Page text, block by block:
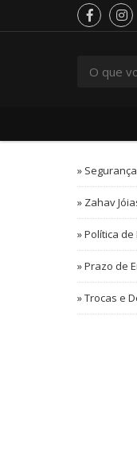
» Segurança
» Zahav
»Política
»Prazo de
»Trocas e